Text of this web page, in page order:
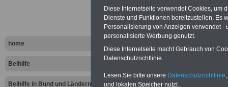
home
Beihilfe
Beihilfe in Bund und Ländern
Vorteile für Beamte und
Dienst (Geldanlage, Kredite,
Versichern):Vergleichen -
Diese Internetseite verwendet Cookies, um
Dienste und Funktionen bereitzustellen. Es
Personalisierung von Anzeigen verwendet
personalisierte Werbung genutzt.
Diese Internetseite macht Gebrauch von
Datenschutzrichtlinie.
Lesen Sie bitte unsere Datenschutzrichtlinie
und lokalen Speicher nutzt.